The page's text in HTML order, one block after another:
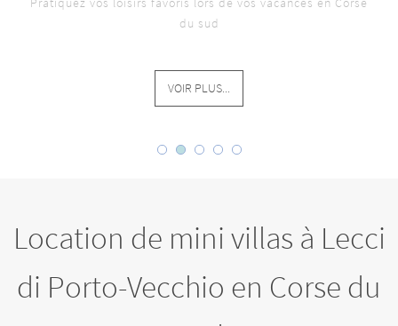
Pratiquez vos loisirs favoris lors de vos vacances en Corse
VOIR PLUS...
Location de mini villas à Lecci
di Porto-Vecchio en Corse du